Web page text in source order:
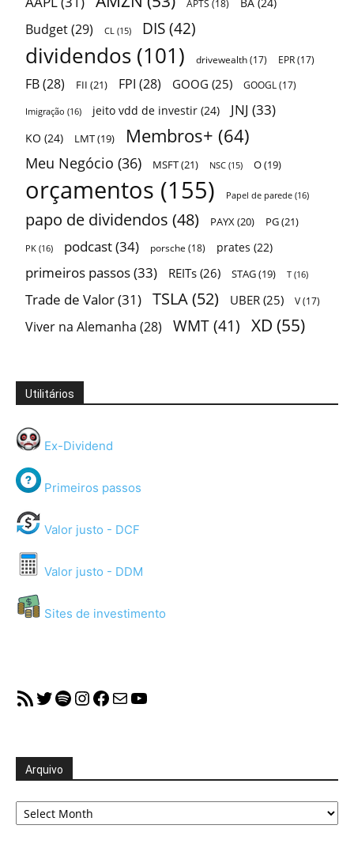
APTS (18) BA (24)
Budget(29) CL (15) DIS (42)
dividendos (101) drivewealth(17) EPR(17)
FB(28) FII (21) FPI (28) GOOG (25) GOOGL(17)
Imigração (16) jeito vdd de investir (24) JNJ (33)
KO (24) LMT(19) Membros+ (64)
Meu Negócio (36) MSFT(21) NSC (15) O(19)
orçamentos (155) Papel de parede (16)
papo de dividendos (48) PAYX(20) PG(21)
PK (16) podcast(34) porsche (18) prates (22)
primeiros passos(33) REITs (26) STAG(19) T (16)
Trade de Valor(31) TSLA(52) UBER (25) V(17)
Viver na Alemanha (28) WMT (41) XD (55)
Utilitários
Ex-Dividend
Primeiros passos
Valor justo - DCF
Valor justo - DDM
Sites de investimento
RSS FeedTwitter
Spotify
Instagram
Facebook
MailYouTube
Arquivo
Arquivo